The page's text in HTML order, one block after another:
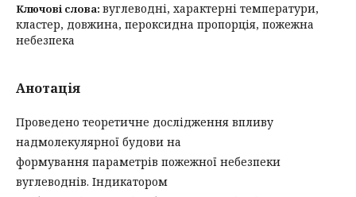
Ключові слова: вуглеводні, характерні температури,
кластер, довжина, пероксидна пропорція, пожежна
небезпека
Анотація
Проведено теоретичне дослідження впливу
надмолекулярної будови на
формування параметрів пожежної небезпеки
вуглеводнів. Індикатором